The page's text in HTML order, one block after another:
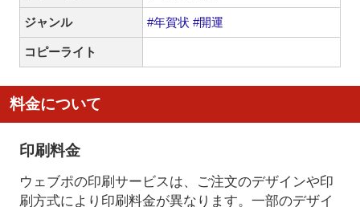
ジャンル #年賀状 #開運
コピーライト
料金について
印刷料金
ウェブポの印刷サービスは、ご注文のデザインや印
刷方式により印刷料金が異なります。一部のデザイ